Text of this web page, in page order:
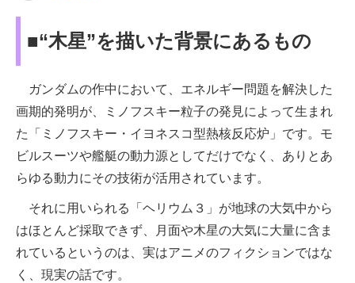
■“木星”を描いた背景にあるもの
ガンダムの作中において、エネルギー問題を解決した
画期的発明が、ミノフスキー粒子の発見によって生まれ
た「ミノフスキー・イヨネスコ型熱核反応炉」です。モ
ビルスーツや艦艇の動力源としてだけでなく、ありとあ
らゆる動力にその技術が活用されています。
それに用いられる「ヘリウム３」が地球の大気中から
はほとんど採取できず、月面や木星の大気に大量に含ま
れているというのは、実はアニメのフィクションではな
く、現実の話です。